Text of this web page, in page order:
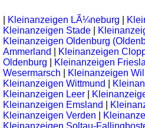
Kleinanzeigen LÃ¼neburg
Kleinanzeigen Stade
Kleinanzeigen Oldenburg
Ammerland
Kleinanzeigen
Oldenburg
Kleinanzeigen
Wesermarsch
Kleinanzeigen
Kleinanzeigen Wittmund
Kleinanzeigen Leer
Kleinanzeigen Emsland
Kleinanzeigen Verden
Kleinanzeigen Soltau-